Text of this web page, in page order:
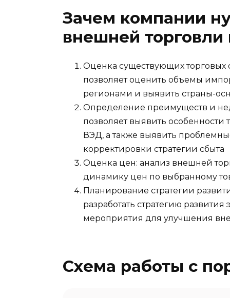
Зачем компании
внешней торговли
Оценка существующих
позволяет оценить объемы
регионами и выявить страны-
Определение преимуществ и
позволяет выявить
ВЭД, а также выявить
корректировки стратегии сбыта
Оценка цен: анализ внешней
динамику цен по выбранному
Планирование стратегии
разработать стратегию
мероприятия для улучшения
Схема работы с